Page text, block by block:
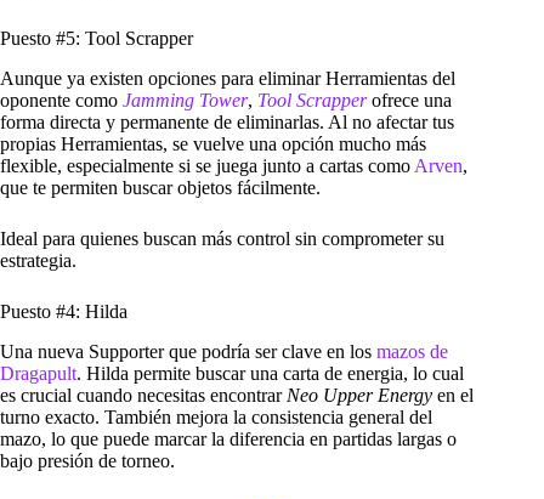
Puesto #5: Tool Scrapper
Aunque ya existen opciones para eliminar Herramientas del
oponente como Jamming Tower, Tool Scrapperofrece una
forma directa y permanente de eliminarlas. Al no afectar tus
propias Herramientas, se vuelve una opción mucho más
flexible, especialmente si se juega junto a cartas como Arven,
que te permiten buscar objetos fácilmente.
Ideal para quienes buscan más control sin comprometer su
estrategia.
Puesto #4: Hilda
Una nueva Supporter que podría ser clave en los mazos de
Dragapult. Hilda permite buscar una carta de energia, lo cual
es crucial cuando necesitas encontrar Neo Upper Energy en el
turno exacto. También mejora la consistencia general del
mazo, lo que puede marcar la diferencia en partidas largas o
bajo presión de torneo.